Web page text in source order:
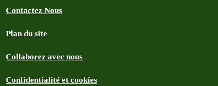
Contactez Nous
Plan du site
Collaborez avec nous
Confidentialité et cookies